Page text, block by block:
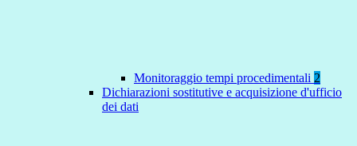
Monitoraggio tempi procedimentali 2
Dichiarazioni sostitutive e acquisizione d'ufficio
dei dati